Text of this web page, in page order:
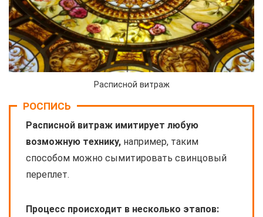
Расписной витраж
РОСПИСЬ
Расписной витраж имитирует любую
возможную технику, например, таким
способом можно сымитировать свинцовый
переплет.
Процесс происходит в несколько этапов: